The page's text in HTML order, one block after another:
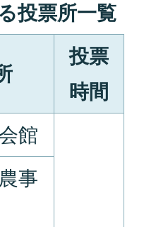
投票所一覧
投票
時間
館
事